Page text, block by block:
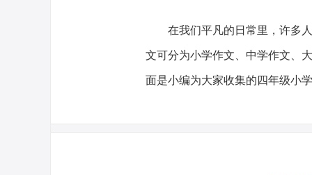
在我们平凡的日常里，许多
文可分为小学作文、中学作文、
面是小编为大家收集的四年级小